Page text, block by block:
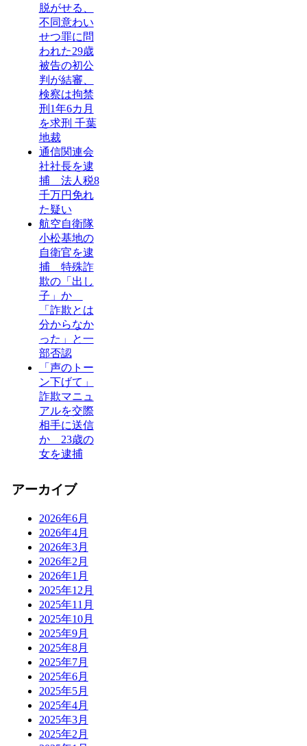
脱がせる、
不同意わい
せつ罪に問
われた29歳
被告の初公
判が結審、
検察は拘禁
刑1年6カ月
を求刑 千葉
地裁
通信関連会
社社長を逮
捕 法人税8
千万円免れ
た疑い
航空自衛隊
小松基地の
自衛官を逮
捕 特殊詐
欺の「出し
子」か
「詐欺とは
分からなか
った」と一
部否認
「声のトー
ン下げて」
詐欺マニュ
アルを交際
相手に送信
か 23歳の
女を逮捕
アーカイブ
2026年6月
2026年4月
2026年3月
2026年2月
2026年1月
2025年12月
2025年11月
2025年10月
2025年9月
2025年8月
2025年7月
2025年6月
2025年5月
2025年4月
2025年3月
2025年2月